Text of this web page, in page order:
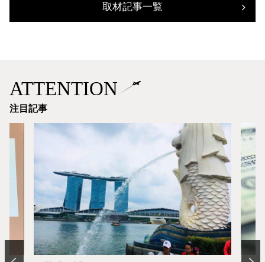
取材記事一覧
ATTENTION
注目記事